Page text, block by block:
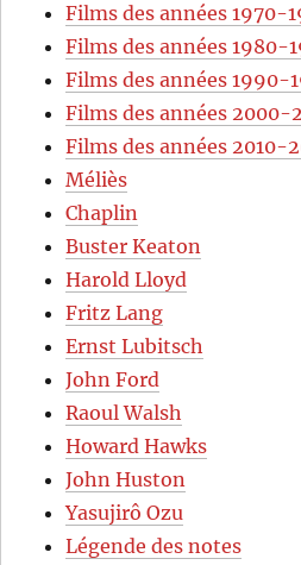
Films des années 1970-
Films des années 1980-
Films des années 1990-
Films des années 2000-
Films des années 2010-
Méliès
Chaplin
Buster Keaton
Harold Lloyd
Fritz Lang
Ernst Lubitsch
John Ford
Raoul Walsh
Howard Hawks
John Huston
Yasujirô Ozu
Légende des notes